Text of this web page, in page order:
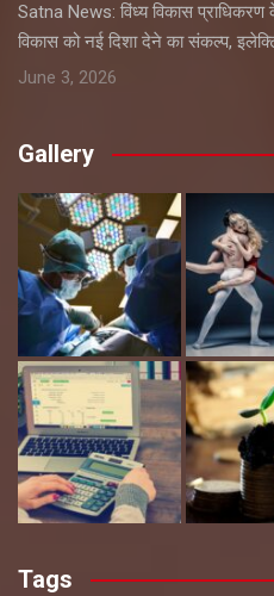
Satna News: विंध्य विकास प्राधिकरण के
विकास को नई दिशा देने का संकल्प,
June 3, 2026
Gallery
Tags